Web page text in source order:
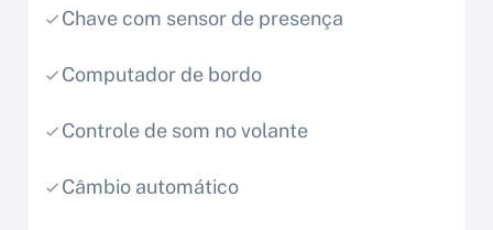
Chave com sensor de presença
Computador de bordo
Controle de som no volante
Câmbio automático